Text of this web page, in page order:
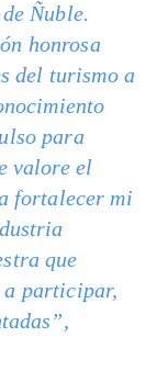
Ñuble.
honrosa
del turismo a
para
valore el
fortalecer mi
que
a participar,